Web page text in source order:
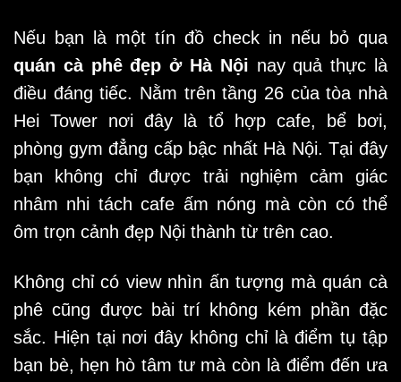
Nếu bạn là một tín đồ check in nếu bỏ qua
quán cà phê đẹp ở Hà Nội nay quả thực là
điều đáng tiếc. Nằm trên tầng 26 của tòa nhà
Hei Tower nơi đây là tổ hợp cafe, bể bơi,
phòng gym đẳng cấp bậc nhất Hà Nội. Tại đây
bạn không chỉ được trải nghiệm cảm giác
nhâm nhi tách cafe ấm nóng mà còn có thể
ôm trọn cảnh đẹp Nội thành từ trên cao.
Không chỉ có view nhìn ấn tượng mà quán cà
phê cũng được bài trí không kém phần đặc
sắc. Hiện tại nơi đây không chỉ là điểm tụ tập
bạn bè, hẹn hò tâm tư mà còn là điểm đến ưa